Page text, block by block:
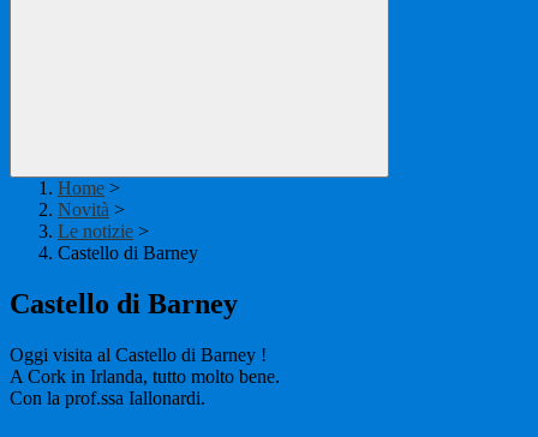
Home >
Novità >
Le notizie >
Castello di Barney
Castello di Barney
Oggi visita al Castello di Barney !
A Cork in Irlanda, tutto molto bene.
Con la prof.ssa Iallonardi.